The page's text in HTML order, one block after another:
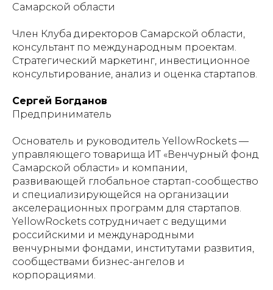
Самарской области
Член Клуба директоров Самарской области,
консультант по международным проектам.
Стратегический маркетинг, инвестиционное
консультирование, анализ и оценка стартапов.
Сергей Богданов
Предприниматель
Основатель и руководитель YellowRockets —
управляющего товарища ИТ «Венчурный фонд
Самарской области» и компании,
развивающей глобальное стартап-сообщество
и специализирующейся на организации
акселерационных программ для стартапов.
YellowRockets сотрудничает с ведущими
российскими и международными
венчурными фондами, институтами развития,
сообществами бизнес-ангелов и
корпорациями.